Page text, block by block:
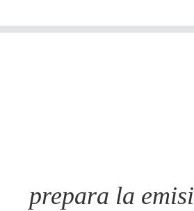
prepara la